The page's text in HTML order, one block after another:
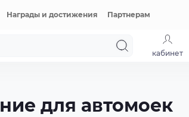
Награды и достижения Партнерам
кабинет
для автомоек